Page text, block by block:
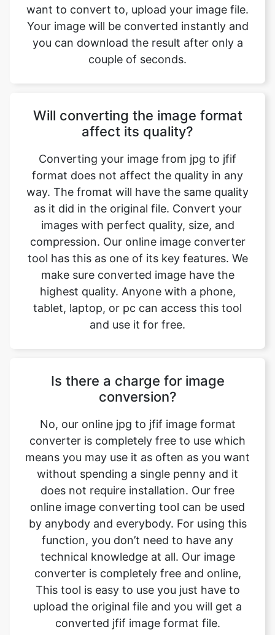
couple of seconds.
Will converting the image format
Converting your image from jpg to jfif
format does not affect the quality in any
way. The fromat will have the same quality
as it did in the original file. Convert your
images with perfect quality, size, and
compression. Our online image converter
tool has this as one of its key features. We
make sure converted image have the
highest quality. Anyone with a phone,
tablet, laptop, or pc can access this tool
and use it for free.
Is there a charge for image
No, our online jpg to jfif image format
converter is completely free to use which
means you may use it as often as you want
without spending a single penny and it
does not require installation. Our free
online image converting tool can be used
by anybody and everybody. For using this
function, you don’t need to have any
technical knowledge at all. Our image
converter is completely free and online,
This tool is easy to use you just have to
upload the original file and you will get a
converted jfif image format file.
Can this tool be used on any